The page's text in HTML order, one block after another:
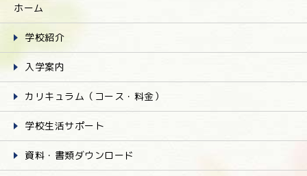
ホーム
学校紹介
入学案内
カリキュラム（コース・料金）
学校生活サポート
資料・書類ダウンロード